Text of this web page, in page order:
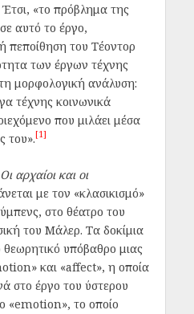
«το πρόβλημα της
αυτό το έργο,
πεποίθηση του Τέοντορ
των έργων τέχνης
μορφολογική ανάλυση:
τέχνης κοινωνικά
που μιλάει μέσα
του».[1]
Οι αρχαίοι και οι
με τον «κλασικισμό»
στο θέατρο του
του Μάλερ. Τα δοκίμια
υπόβαθρο μιας
» και «affect», η οποία
στο έργο του ύστερου
«emotion», το οποίο